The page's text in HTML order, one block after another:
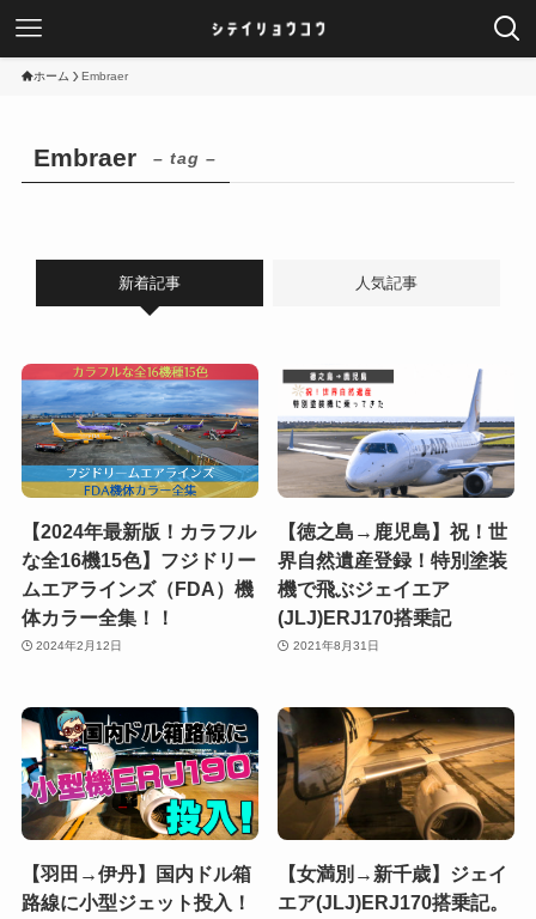
ホーム Embraer
Embraer – tag –
新着記事 人気記事
【2024年最新版！カラフル
な全16機15色】フジドリー
ムエアラインズ（FDA）機
体カラー全集！！
2024年2月12日
【徳之島→鹿児島】祝！世
界自然遺産登録！特別塗装
機で飛ぶジェイエア
(JLJ)ERJ170搭乗記
2021年8月31日
【羽田→伊丹】国内ドル箱
路線に小型ジェット投入！
【女満別→新千歳】ジェイ
エア(JLJ)ERJ170搭乗記。